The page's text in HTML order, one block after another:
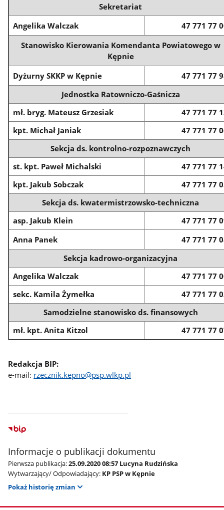
Sekretariat
Angelika Walczak
47 771 77
Stanowisko Kierowania Komendanta Powiatowego w
Kępnie
Dyżurny SKKP w Kępnie
47 771 77
Jednostka Ratowniczo-Gaśnicza
mł. bryg. Mateusz Grzesiak
47 771 77
kpt. Michał Janiak
47 771 77
Sekcja ds. kontrolno-rozpoznawczych
st. kpt. Paweł Michalski
47 771 77
kpt. Jakub Sobczak
47 771 77
Sekcja ds. kwatermistrzowsko-techniczna
asp. Jakub Klein
47 771 77
Anna Panek
47 771 77
Sekcja kadrowo-organizacyjna
Angelika Walczak
47 771 77
sekc. Kamila Żymełka
47 771 77
Samodzielne stanowisko ds. finansowych
mł. kpt. Anita Kitzol
47 771 77
Redakcja BIP:
e-mail: rzecznik.kepno@psp.wlkp.pl
Informacje o publikacji dokumentu
Pierwsza publikacja:25.09.2020 08:57 Lucyna Rudzińska
Wytwarzający/ Odpowiadający: KP PSP w Kępnie
Pokaż historię zmian